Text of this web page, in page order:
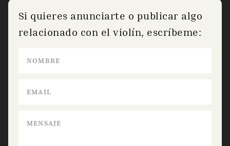
Si quieres anunciarte o publicar algo
relacionado con el violín, escríbeme: